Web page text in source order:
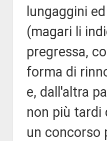
lungaggini
(magari li
pregressa,
forma di
e, dall'altra
non più tardi
un concorso